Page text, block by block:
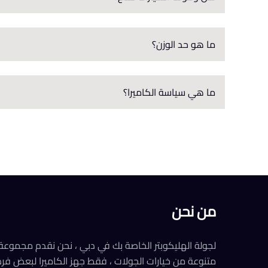
ما هو حد الوزن؟
ما هي سياسة الكاميرا؟
من نحن
لجولة الهليكوبتر الخاصة بك في دبي ، نحن نقدم
متنوعة من خيارات الجولات ، فقط جهز الكاميرا لبعض